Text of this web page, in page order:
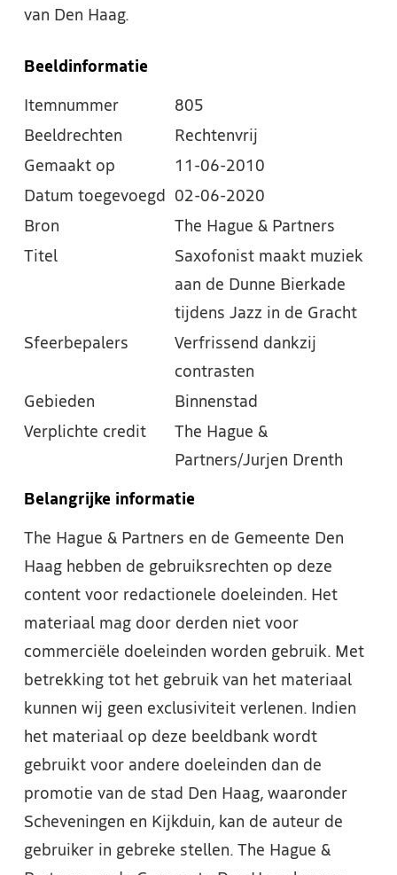
van Den Haag.
Beeldinformatie
Itemnummer
805
Beeldrechten
Rechtenvrij
Gemaakt op
11-06-2010
Datum toegevoegd
02-06-2020
Bron
The Hague & Partners
Titel
Saxofonist maakt muziek
aan de Dunne Bierkade
tijdens Jazz in de Gracht
Sfeerbepalers
Verfrissend dankzij
contrasten
Gebieden
Binnenstad
Verplichte credit
The Hague &
Partners/Jurjen Drenth
Belangrijke informatie
The Hague & Partners en de Gemeente Den
Haag hebben de gebruiksrechten op deze
content voor redactionele doeleinden. Het
materiaal mag door derden niet voor
commerciële doeleinden worden gebruik. Met
betrekking tot het gebruik van het materiaal
kunnen wij geen exclusiviteit verlenen. Indien
het materiaal op deze beeldbank wordt
gebruikt voor andere doeleinden dan de
promotie van de stad Den Haag, waaronder
Scheveningen en Kijkduin, kan de auteur de
gebruiker in gebreke stellen. The Hague &